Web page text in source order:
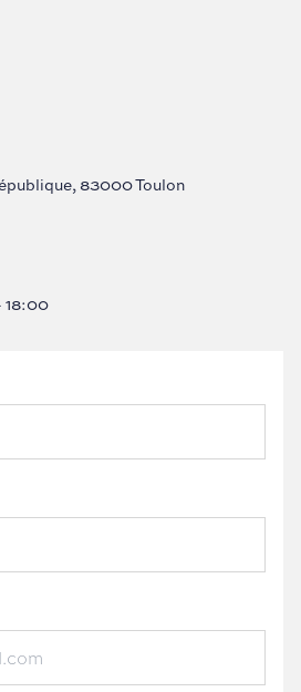
83000 Toulon
18:00